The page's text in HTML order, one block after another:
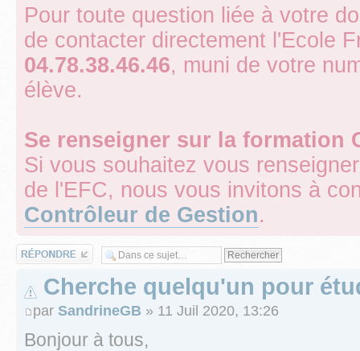
Pour toute question liée à votre
de contacter directement l'Ecole
04.78.38.46.46, muni de votre
élève.
Se renseigner sur la formation
Si vous souhaitez vous
de l'EFC, nous vous invitons à
Contrôleur de Gestion.
Répondre
Cherche quelqu'un pour
par SandrineGB » 11 Juil 2020, 13:26
Bonjour à tous,